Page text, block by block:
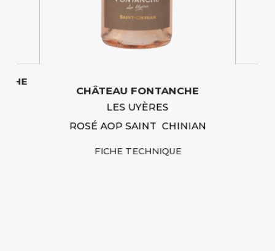
CHÂTEAU FONTANCHE
LES UYÈRES
ROSÉ AOP SAINT CHINIAN
FICHE TECHNIQUE